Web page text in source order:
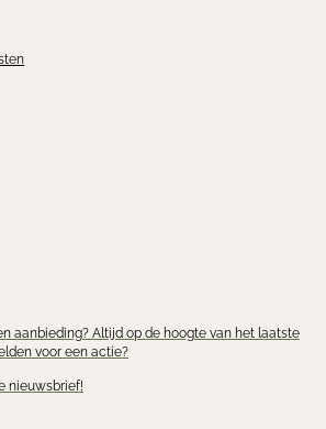
aanbieding? Altijd op de hoogte van het laatste
voor een actie?
nieuwsbrief!